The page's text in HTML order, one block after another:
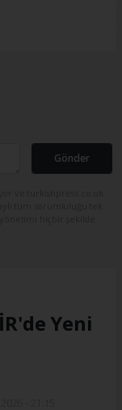
Gönder
Yeni